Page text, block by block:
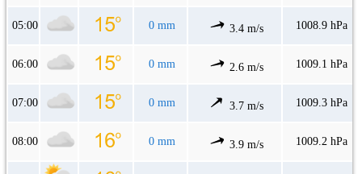
05:00 0 mm 3.4 m/s 1008.9 hPa
06:00 0 mm 2.6 m/s 1009.1 hPa
07:00 0 mm 3.7 m/s 1009.3 hPa
08:00 0 mm 3.9 m/s 1009.2 hPa